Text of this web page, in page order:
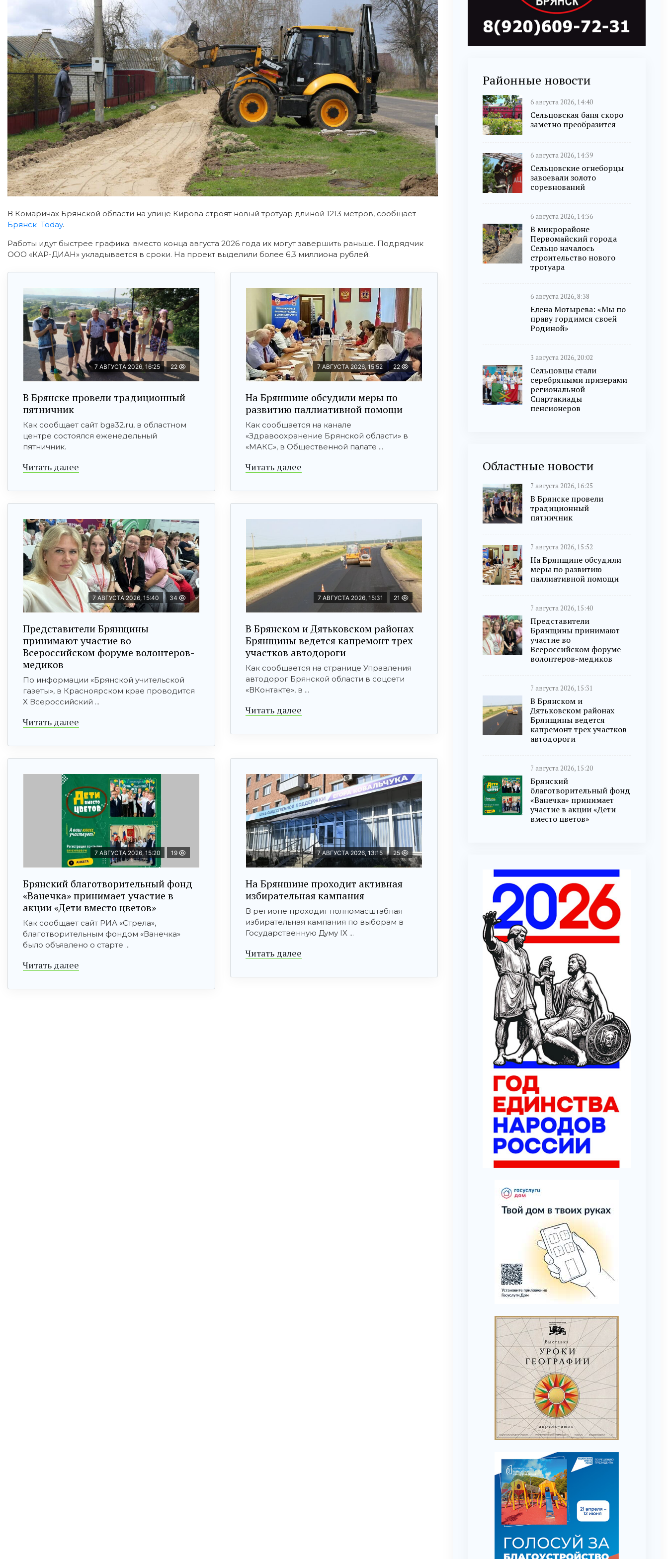
В Комаричах Брянской области на улице Кирова строят новый тротуар длиной 1213 метров, сообщает
Брянск Today.
Работы идут быстрее графика: вместо конца августа 2026 года их могут завершить раньше. Подрядчик
ООО «КАР-ДИАН» укладывается в сроки. На проект выделили более 6,3 миллиона рублей.
7 АВГУСТА 2026, 16:25 22
В Брянске провели традиционный
пятничник
Как сообщает сайт bga32.ru, в областном
центре состоялся еженедельный
пятничник.
Читать далее
7 АВГУСТА 2026, 15:52 22
На Брянщине обсудили меры по
развитию паллиативной помощи
Как сообщается на канале
«Здравоохранение Брянской области» в
«МАКС», в Общественной палате ...
Читать далее
7 АВГУСТА 2026, 15:40 34
Представители Брянщины
принимают участие во
Всероссийском форуме волонтеров-
медиков
По информации «Брянской учительской
газеты», в Красноярском крае проводится
X Всероссийский ...
Читать далее
7 АВГУСТА 2026, 15:31 21
В Брянском и Дятьковском районах
Брянщины ведется капремонт трех
участков автодороги
Как сообщается на странице Управления
автодорог Брянской области в соцсети
«ВКонтакте», в ...
Читать далее
7 АВГУСТА 2026, 15:20 19
Брянский благотворительный фонд
«Ванечка» принимает участие в
акции «Дети вместо цветов»
Как сообщает сайт РИА «Стрела»,
благотворительным фондом «Ванечка»
было объявлено о старте ...
Читать далее
7 АВГУСТА 2026, 13:15 25
На Брянщине проходит активная
избирательная кампания
В регионе проходит полномасштабная
избирательная кампания по выборам в
Государственную Думу IX ...
Читать далее
Районные новости
6 августа 2026, 14:40
Сельцовская баня скоро
заметно преобразится
6 августа 2026, 14:39
Сельцовские огнеборцы
завоевали золото
соревнований
6 августа 2026, 14:36
В микрорайоне
Первомайский города
Сельцо началось
строительство нового
тротуара
6 августа 2026, 8:38
Елена Мотырева: «Мы по
праву гордимся своей
Родиной»
3 августа 2026, 20:02
Сельцовцы стали
серебряными призерами
региональной
Спартакиады
пенсионеров
Областные новости
7 августа 2026, 16:25
В Брянске провели
традиционный
пятничник
7 августа 2026, 15:52
На Брянщине обсудили
меры по развитию
паллиативной помощи
7 августа 2026, 15:40
Представители
Брянщины принимают
участие во
Всероссийском форуме
волонтеров-медиков
7 августа 2026, 15:31
В Брянском и
Дятьковском районах
Брянщины ведется
капремонт трех участков
автодороги
7 августа 2026, 15:20
Брянский
благотворительный фонд
«Ванечка» принимает
участие в акции «Дети
вместо цветов»